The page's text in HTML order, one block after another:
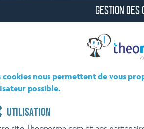
déclaration sous la rubrique n°
GESTION DES
cookies nous permettent de vous
possible.
UTILISATION